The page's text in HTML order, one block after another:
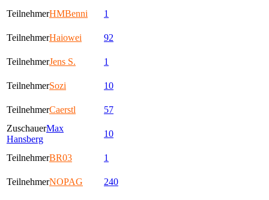
TeilnehmerHMBenni 1
TeilnehmerHaiowei 92
TeilnehmerJens S. 1
TeilnehmerSozi 10
TeilnehmerCaerstl
57
ZuschauerMax
Hansberg
10
TeilnehmerBR03 1
TeilnehmerNOPAG 240